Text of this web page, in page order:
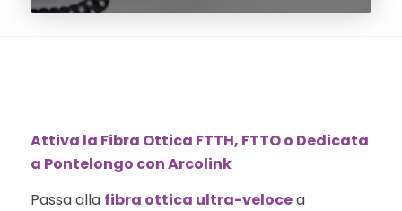
Attiva la Fibra Ottica FTTH, FTTO o Dedicata
a Pontelongo con Arcolink
Passa alla fibra ottica ultra-velocea